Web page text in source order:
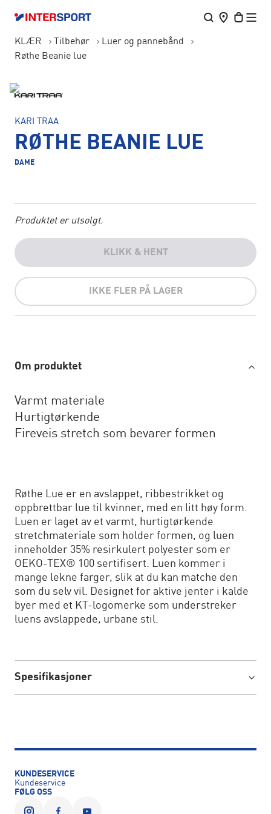
KLÆR Tilbehør
Luer og pannebånd
Røthe Beanie lue
KARI TRAA
RØTHE BEANIE LUE
DAME
Produktet er utsolgt.
KLIKK & HENT
IKKE FLER PÅ LAGER
Om produktet
Varmt materiale
Hurtigtørkende
Fireveis stretch som bevarer formen
Røthe Lue er en avslappet, ribbestrikket og
oppbrettbar lue til kvinner, med en litt høy form.
Luen er laget av et varmt, hurtigtørkende
stretchmateriale som holder formen, og luen
inneholder 35% resirkulert polyester som er
OEKO-TEX® 100 sertifisert. Luen kommer i
mange lekne farger, slik at du kan matche den
som du selv vil. Designet for aktive jenter i kalde
byer med et KT-logomerke som understreker
luens avslappede, urbane stil.
Spesifikasjoner
KUNDESERVICE
Kundeservice
FØLG OSS